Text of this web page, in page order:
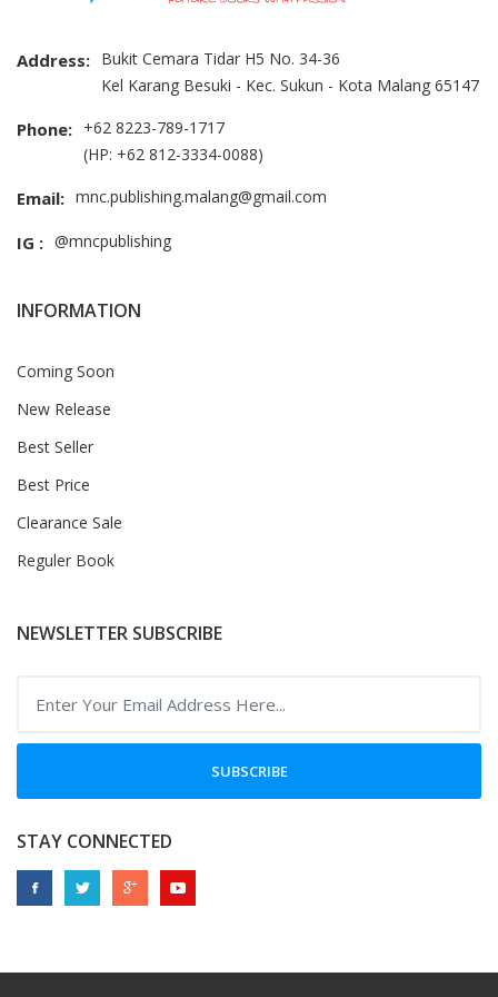
Address: Bukit Cemara Tidar H5 No. 34-36
Kel Karang Besuki - Kec. Sukun - Kota Malang 65147
Phone: +62 8223-789-1717
(HP: +62 812-3334-0088)
Email: mnc.publishing.malang@gmail.com
IG : @mncpublishing
INFORMATION
Coming Soon
New Release
Best Seller
Best Price
Clearance Sale
Reguler Book
NEWSLETTER SUBSCRIBE
SUBSCRIBE
STAY CONNECTED